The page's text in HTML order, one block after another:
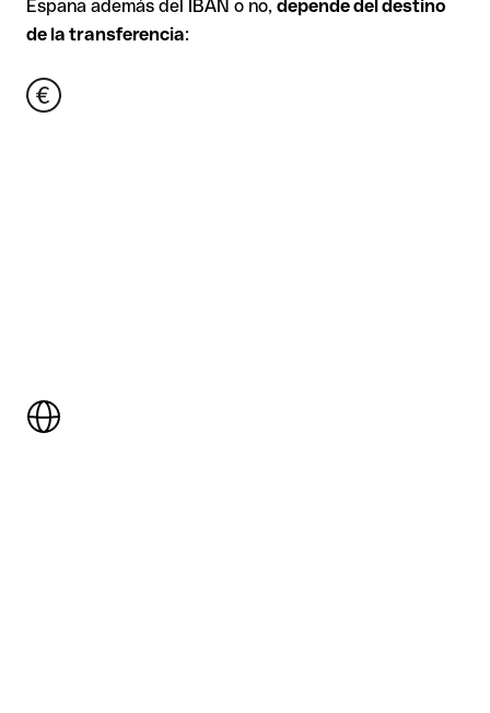
Espana además del IBAN o no, depende del destino
de la transferencia: